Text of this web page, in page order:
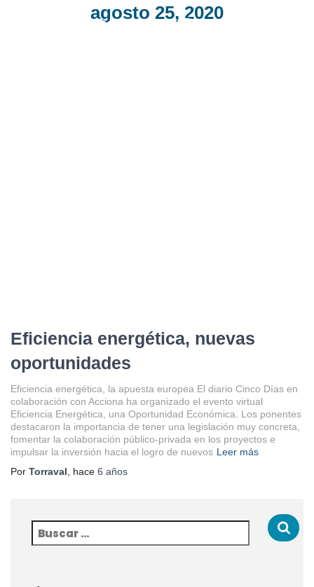
agosto 25, 2020
Eficiencia energética, nuevas
oportunidades
Eficiencia energética, la apuesta europea El diario Cinco Días en
colaboración con Acciona ha organizado el evento virtual
Eficiencia Energética, una Oportunidad Económica. Los ponentes
destacaron la importancia de tener una legislación muy concreta,
fomentar la colaboración público-privada en los proyectos e
impulsar la inversión hacia el logro de nuevos Leer más
Por Torraval , hace 6 años